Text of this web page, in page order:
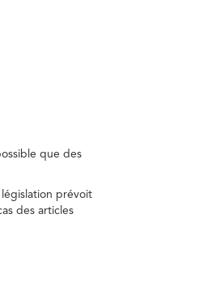
que des
législation prévoit
des articles